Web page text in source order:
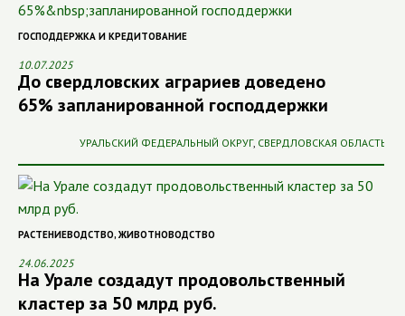
ГОСПОДДЕРЖКА И КРЕДИТОВАНИЕ
10.07.2025
До свердловских аграриев доведено
65% запланированной господдержки
УРАЛЬСКИЙ ФЕДЕРАЛЬНЫЙ ОКРУГ, СВЕРДЛОВСКАЯ ОБЛАСТЬ
РАСТЕНИЕВОДСТВО, ЖИВОТНОВОДСТВО
24.06.2025
На Урале создадут продовольственный
кластер за 50 млрд руб.